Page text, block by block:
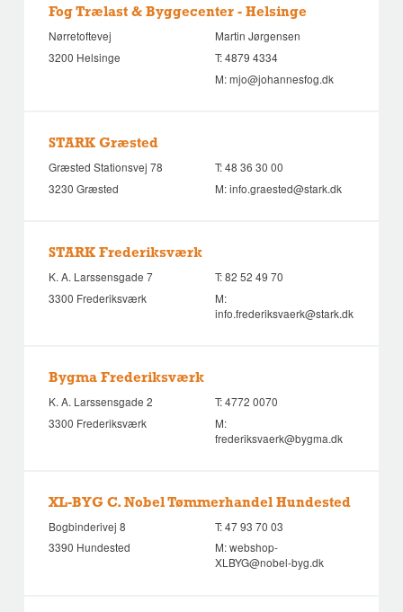
Fog Trælast & Byggecenter - Helsinge
Nørretoftevej
3200 Helsinge
Martin Jørgensen
T:4879 4334
M:mjo@johannesfog.dk
STARK Græsted
Græsted Stationsvej 78
3230 Græsted
T:48 36 30 00
M:info.graested@stark.dk
STARK Frederiksværk
K. A. Larssensgade 7
3300 Frederiksværk
T:82 52 49 70
M:
info.frederiksvaerk@stark.dk
Bygma Frederiksværk
K. A. Larssensgade 2
3300 Frederiksværk
T:4772 0070
M:
frederiksvaerk@bygma.dk
XL-BYG C. Nobel Tømmerhandel Hundested
Bogbinderivej 8
3390 Hundested
T:47 93 70 03
M:webshop-
XLBYG@nobel-byg.dk